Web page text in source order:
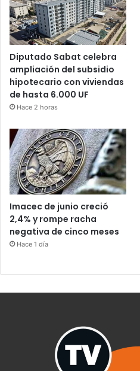
Diputado Sabat celebra
ampliación del subsidio
hipotecario con viviendas
de hasta 6.000 UF
Hace 2 horas
Imacec de junio creció
2,4% y rompe racha
negativa de cinco meses
Hace 1 día